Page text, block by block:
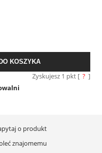
kosztów
DO KOSZYKA
Zyskujesz 1 pkt [ ? ]
o produkt
znajomemu